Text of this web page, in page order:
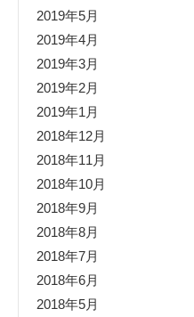
2019年5月
2019年4月
2019年3月
2019年2月
2019年1月
2018年12月
2018年11月
2018年10月
2018年9月
2018年8月
2018年7月
2018年6月
2018年5月